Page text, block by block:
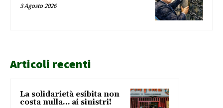
3 Agosto 2026
Articoli recenti
La solidarietà esibita non
costa nulla… ai sinistri!